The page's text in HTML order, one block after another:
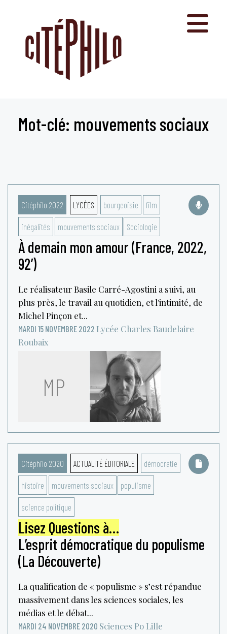
Mot-clé: mouvements sociaux
Citéphilo 2022 LYCÉES bourgeoisie film
inégalités mouvements sociaux Sociologie
À demain mon amour (France, 2022,
92’)
Le réalisateur Basile Carré-Agostini a suivi, au
plus près, le travail au quotidien, et l'intimité, de
Michel Pinçon et...
MARDI 15 NOVEMBRE 2022 Lycée Charles Baudelaire
Roubaix
MP
Citéphilo 2020 ACTUALITÉ ÉDITORIALE démocratie
histoire mouvements sociaux populisme
science politique
Lisez Questions à…
L’esprit démocratique du populisme
(La Découverte)
La qualification de « populisme » s’est répandue
massivement dans les sciences sociales, les
médias et le débat...
MARDI 24 NOVEMBRE 2020 Sciences Po Lille